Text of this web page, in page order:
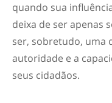
quando sua
deixa de ser apenas
ser, sobretudo, uma
autoridade e a
seus cidadãos.